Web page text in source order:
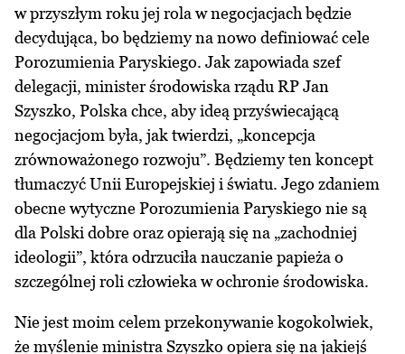
w przyszłym roku jej rola w negocjacjach będzie
decydująca, bo będziemy na nowo definiować cele
Porozumienia Paryskiego. Jak zapowiada szef
delegacji, minister środowiska rządu RP Jan
Szyszko, Polska chce, aby ideą przyświecającą
negocjacjom była, jak twierdzi, „koncepcja
zrównoważonego rozwoju”. Będziemy ten koncept
tłumaczyć Unii Europejskiej i światu. Jego zdaniem
obecne wytyczne Porozumienia Paryskiego nie są
dla Polski dobre oraz opierają się na „zachodniej
ideologii”, która odrzuciła nauczanie papieża o
szczególnej roli człowieka w ochronie środowiska.
Nie jest moim celem przekonywanie kogokolwiek,
że myślenie ministra Szyszko opiera się na jakiejś